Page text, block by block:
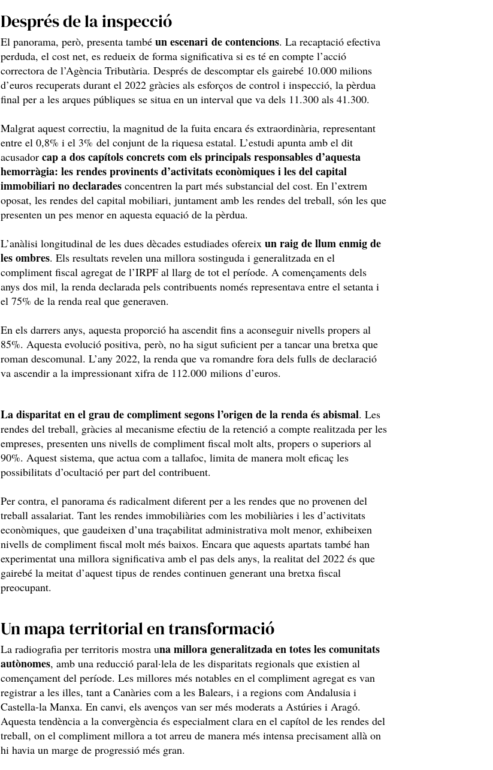
Després de la inspecció
El panorama, però, presenta també un escenari de contencions. La recaptació efectiva
perduda, el cost net, es redueix de forma significativa si es té en compte l’acció
correctora de l’Agència Tributària. Després de descomptar els gairebé 10.000 milions
d’euros recuperats durant el 2022 gràcies als esforços de control i inspecció, la pèrdua
final per a les arques públiques se situa en un interval que va dels 11.300 als 41.300.
Malgrat aquest correctiu, la magnitud de la fuita encara és extraordinària, representant
entre el 0,8% i el 3% del conjunt de la riquesa estatal. L’estudi apunta amb el dit
acusador cap a dos capítols concrets com els principals responsables d’aquesta
hemorràgia: les rendes provinents d’activitats econòmiques i les del capital
immobiliari no declarades concentren la part més substancial del cost. En l’extrem
oposat, les rendes del capital mobiliari, juntament amb les rendes del treball, són les que
presenten un pes menor en aquesta equació de la pèrdua.
L’anàlisi longitudinal de les dues dècades estudiades ofereix un raig de llum enmig de
les ombres. Els resultats revelen una millora sostinguda i generalitzada en el
compliment fiscal agregat de l’IRPF al llarg de tot el període. A començaments dels
anys dos mil, la renda declarada pels contribuents només representava entre el setanta i
el 75% de la renda real que generaven.
En els darrers anys, aquesta proporció ha ascendit fins a aconseguir nivells propers al
85%. Aquesta evolució positiva, però, no ha sigut suficient per a tancar una bretxa que
roman descomunal. L’any 2022, la renda que va romandre fora dels fulls de declaració
va ascendir a la impressionant xifra de 112.000 milions d’euros.
La disparitat en el grau de compliment segons l’origen de la renda és abismal. Les
rendes del treball, gràcies al mecanisme efectiu de la retenció a compte realitzada per les
empreses, presenten uns nivells de compliment fiscal molt alts, propers o superiors al
90%. Aquest sistema, que actua com a tallafoc, limita de manera molt eficaç les
possibilitats d’ocultació per part del contribuent.
Per contra, el panorama és radicalment diferent per a les rendes que no provenen del
treball assalariat. Tant les rendes immobiliàries com les mobiliàries i les d’activitats
econòmiques, que gaudeixen d’una traçabilitat administrativa molt menor, exhibeixen
nivells de compliment fiscal molt més baixos. Encara que aquests apartats també han
experimentat una millora significativa amb el pas dels anys, la realitat del 2022 és que
gairebé la meitat d’aquest tipus de rendes continuen generant una bretxa fiscal
preocupant.
Un mapa territorial en transformació
La radiografia per territoris mostra una millora generalitzada en totes les comunitats
autònomes, amb una reducció paral·lela de les disparitats regionals que existien al
començament del període. Les millores més notables en el compliment agregat es van
registrar a les illes, tant a Canàries com a les Balears, i a regions com Andalusia i
Castella-la Manxa. En canvi, els avenços van ser més moderats a Astúries i Aragó.
Aquesta tendència a la convergència és especialment clara en el capítol de les rendes del
treball, on el compliment millora a tot arreu de manera més intensa precisament allà on
hi havia un marge de progressió més gran.